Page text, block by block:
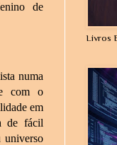
de
numa
com o
em
de fácil
universo
Livros